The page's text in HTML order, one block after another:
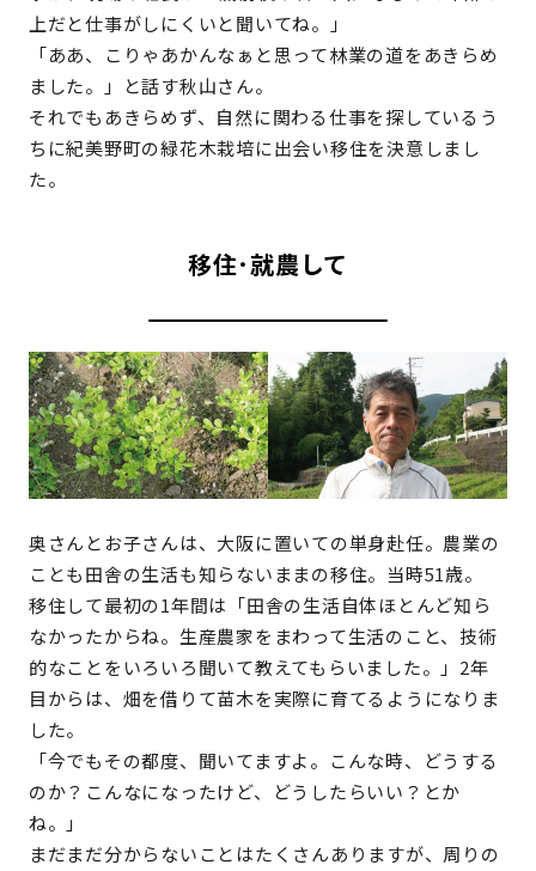
上だと仕事がしにくいと聞いてね。」
「ああ、こりゃあかんなぁと思って林業の道をあきらめ
ました。」と話す秋山さん。
それでもあきらめず、自然に関わる仕事を探しているう
ちに紀美野町の緑花木栽培に出会い移住を決意しまし
た。
移住･就農して
奥さんとお子さんは、大阪に置いての単身赴任。農業の
ことも田舎の生活も知らないままの移住。当時51歳。
移住して最初の1年間は「田舎の生活自体ほとんど知ら
なかったからね。生産農家をまわって生活のこと、技術
的なことをいろいろ聞いて教えてもらいました。」2年
目からは、畑を借りて苗木を実際に育てるようになりま
した。
「今でもその都度、聞いてますよ。こんな時、どうする
のか？こんなになったけど、どうしたらいい？とか
ね。」
まだまだ分からないことはたくさんありますが、周りの